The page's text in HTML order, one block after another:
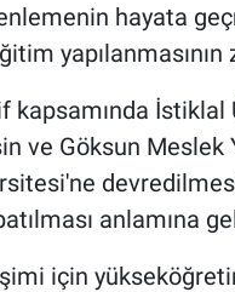
hayata
yapılanmasının
kapsamında
ve Göksun Meslek
anlamına
için